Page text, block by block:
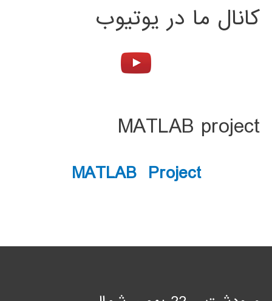
کانال ما در یوتیوب
MATLAB project
MATLAB Project